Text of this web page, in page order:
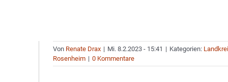
Von Renate Drax | Mi. 8.2.2023 - 15:41 | Kategorien:
Rosenheim | 0 Kommentare